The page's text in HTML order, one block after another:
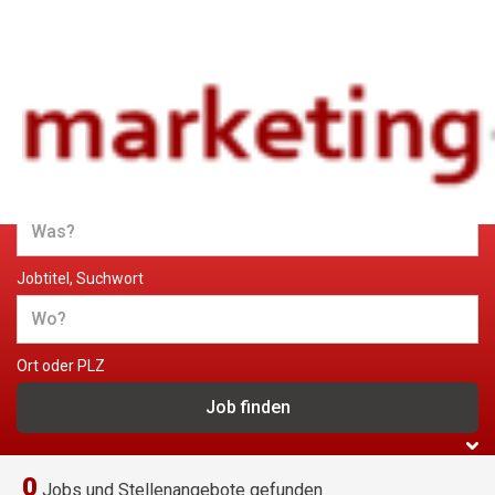
Jobs und Stellenangebote im
Marketing
Jobtitel, Suchwort
Ort oder PLZ
0 Jobs und Stellenangebote gefunden